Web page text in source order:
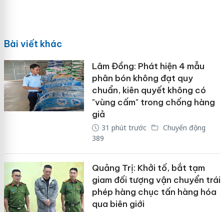
Bài viết khác
Lâm Đồng: Phát hiện 4 mẫu
phân bón không đạt quy
chuẩn, kiên quyết không có
"vùng cấm" trong chống hàng
giả
31 phút trước
Chuyển động
389
Quảng Trị: Khởi tố, bắt tạm
giam đối tượng vận chuyển trái
phép hàng chục tấn hàng hóa
qua biên giới